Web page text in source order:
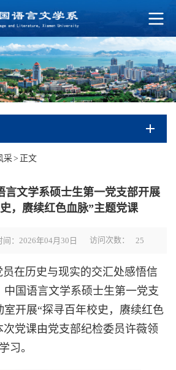
采> 正文
言文学系硕士生第一党支部开展
，赓续红色血脉”主题党课
间：2026年04月30日 访问次数： 25
在历史与现实的交汇处感悟信
中国语言文学系硕士生第一党支
室开展“探寻百年校史，赓续红色
次党课由党支部纪检委员许薇领
习。